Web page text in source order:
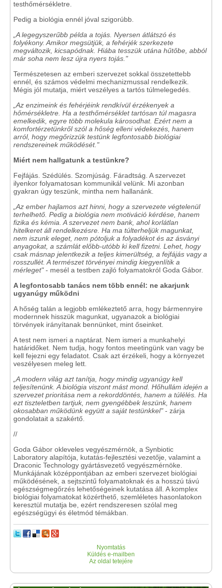
testhőmérsékletre.
Pedig a biológia ennél jóval szigorúbb.
„A legegyszerűbb példa a tojás. Nyersen átlátszó és
folyékony. Amikor megsütjük, a fehérjék szerkezete
megváltozik, kicsapódnak. Hiába tesszük utána hűtőbe, abból
már soha nem lesz újra nyers tojás."
Természetesen az emberi szervezet sokkal összetettebb
ennél, és számos védelmi mechanizmussal rendelkezik.
Mégis jól mutatja, miért veszélyes a tartós túlmelegedés.
„Az enzimeink és fehérjéink rendkívül érzékenyek a
hőmérsékletre. Ha a testhőmérséklet tartósan túl magasra
emelkedik, egyre több molekula károsodhat. Ezért nem a
komfortérzetünkről szól a hőség elleni védekezés, hanem
arról, hogy megőrizzük testünk legfontosabb biológiai
rendszereinek működését."
Miért nem hallgatunk a testünkre?
Fejfájás. Szédülés. Szomjúság. Fáradtság. A szervezet
ilyenkor folyamatosan kommunikál velünk. Mi azonban
gyakran úgy teszünk, mintha nem hallanánk.
„Az ember hajlamos azt hinni, hogy a szervezete végtelenül
terhelhető. Pedig a biológia nem motiváció kérdése, hanem
fizika és kémia. A szervezet nem bank, ahol korlátlan
hitelkeret áll rendelkezésre. Ha ma túlterheljük magunkat,
nem iszunk eleget, nem pótoljuk a folyadékot és az ásványi
anyagokat, a számlát előbb-utóbb ki kell fizetni. Lehet, hogy
csak másnap jelentkezik a teljes kimerültség, a fejfájás vagy a
rosszullét. A természet törvényei mindig kiegyenlítik a
mérleget"- mesél a testben zajló folyamatokról Goda Gábor.
A legfontosabb tanács nem több ennél: ne akarjunk
ugyanúgy működni
A hőség talán a legjobb emlékeztető arra, hogy bármennyire
modernnek hisszük magunkat, ugyanazok a biológiai
törvények irányítanak bennünket, mint őseinket.
A test nem ismeri a naptárat. Nem ismeri a munkahelyi
határidőket. Nem tudja, hogy fontos meetingünk van vagy be
kell fejezni egy feladatot. Csak azt érzékeli, hogy a környezet
veszélyesen meleg lett.
„A modern világ azt tanítja, hogy mindig ugyanúgy kell
teljesítenünk. A biológia viszont mást mond. Hőhullám idején a
szervezet prioritása nem a rekorddöntés, hanem a túlélés. Ha
ezt tiszteletben tartjuk, nem gyengébbek leszünk, hanem
okosabban működünk együtt a saját testünkkel"- zárja
gondolatait a szakértő.
//
Goda Gábor okleveles vegyészmérnök, a Synbiotic
Laboratory alapítója, kutatás-fejlesztési vezetője, valamint a
Draconic Technology gyártásvezető vegyészmérnöke.
Munkájának középpontjában az emberi szervezet biológiai
működésének, a sejtszintű folyamatoknak és a hosszú távú
egészségmegőrzés lehetőségeinek kutatása áll. A komplex
biológiai folyamatokat közérthető, szemléletes hasonlatokon
keresztül mutatja be, ezért rendszeresen szólal meg
egészségügyi és életmód témákban.
Nyomtatás
Küldés e-mailben
Az oldal tetejére